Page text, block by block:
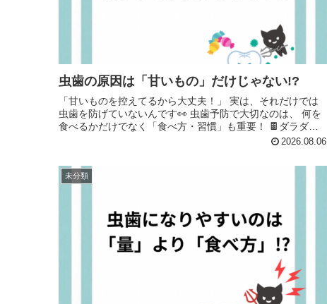
虫歯の原因は「甘いもの」だけじゃない!?
「甘いものを控えてるから大丈夫！」 実は、それだけでは
虫歯を防げていないんです👀 虫歯予防で大切なのは、 何を
食べるかだけでなく「食べ方・習慣」も重要！ 🍫ダラダラ
2026.08.06
未分類